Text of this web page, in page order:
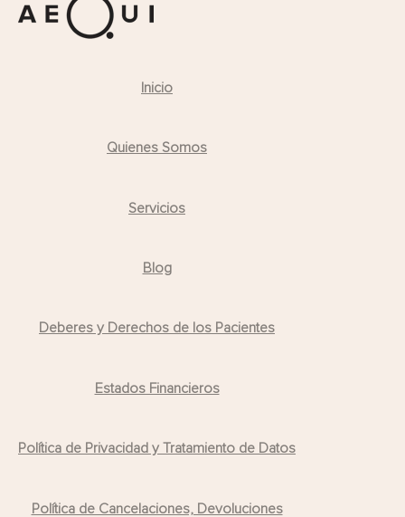
Inicio
Quienes Somos
Servicios
Blog
Deberes y Derechos de los Pacientes
Estados Financieros
Política de Privacidad y Tratamiento de Datos
Política de Cancelaciones, Devoluciones